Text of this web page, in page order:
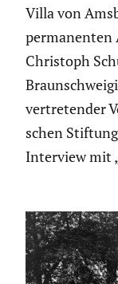
Villa von
perma­nenten
Christoph
ver­tre­tender
schen
Interview mit